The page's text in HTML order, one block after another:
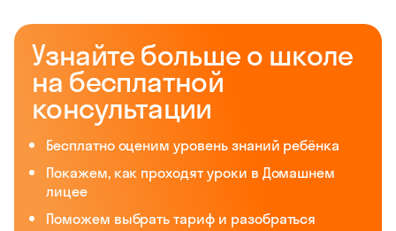
Узнайте больше о школе
на бесплатной
консультации
Бесплатно оценим уровень знаний ребёнка
Покажем, как проходят уроки в Домашнем
лицее
Поможем выбрать тариф и разобраться